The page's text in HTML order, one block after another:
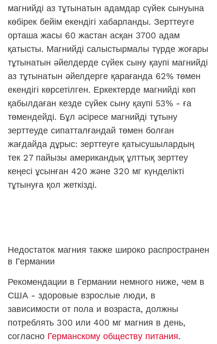
магнийді аз тұтынатын адамдар сүйек сынуына
көбірек бейім екендігі хабарланды. Зерттеуге
орташа жасы 60 жастан асқан 3700 адам
қатысты. Магнийді салыстырмалы түрде жоғары
тұтынатын әйелдерде сүйек сыну қаупі магнийді
аз тұтынатын әйелдерге қарағанда 62% төмен
екендігі көрсетілген. Еркектерде магнийді көп
қабылдаған кезде сүйек сыну қаупі 53% - ға
төмендейді. Бұл әсіресе магнийді тұтыну
зерттеуде сипатталғандай төмен болған
жағдайда дұрыс: зерттеуге қатысушылардың
тек 27 пайызы американдық ұлттық зерттеу
кеңесі ұсынған 420 және 320 мг күнделікті
тұтынуға қол жеткізді.
Недостаток магния также широко распространен
в Германии
Рекомендации в Германии немного ниже, чем в
США - здоровые взрослые люди, в
зависимости от пола и возраста, должны
потреблять 300 или 400 мг магния в день,
согласно Германскому обществу питания.